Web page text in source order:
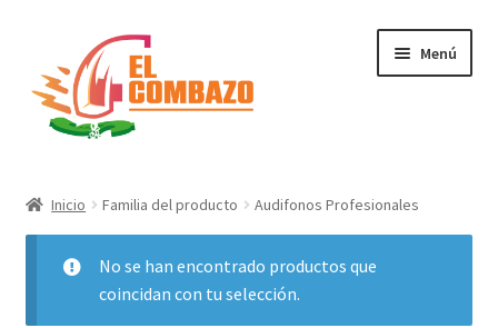
Menú
DJ, Audio e Iluminación PRO
Grabación de Audio & Video
Inicio Familia del producto Audifonos Profesionales
No se han encontrado productos que
coincidan con tu selección.